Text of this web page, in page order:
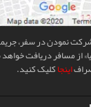
نمودن در سفر،
20 گشت آریا» از مسافر
اینجاکلیک کنید.